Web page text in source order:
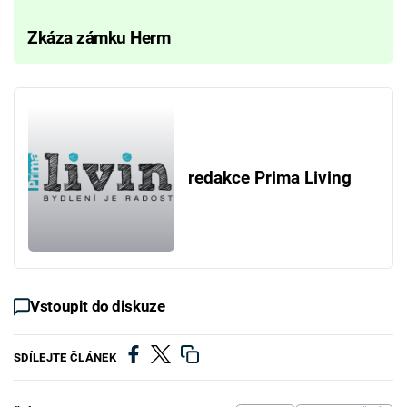
Zkáza zámku Herm
redakce Prima Living
Vstoupit do diskuze
SDÍLEJTE ČLÁNEK